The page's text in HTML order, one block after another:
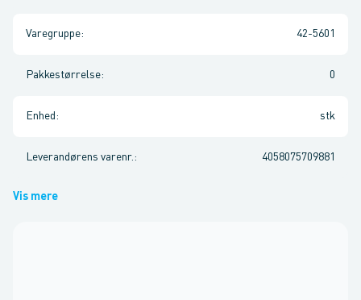
Varegruppe: 42-5601
Pakkestørrelse: 0
Enhed : stk
Leverandørens varenr. : 4058075709881
Vis mere